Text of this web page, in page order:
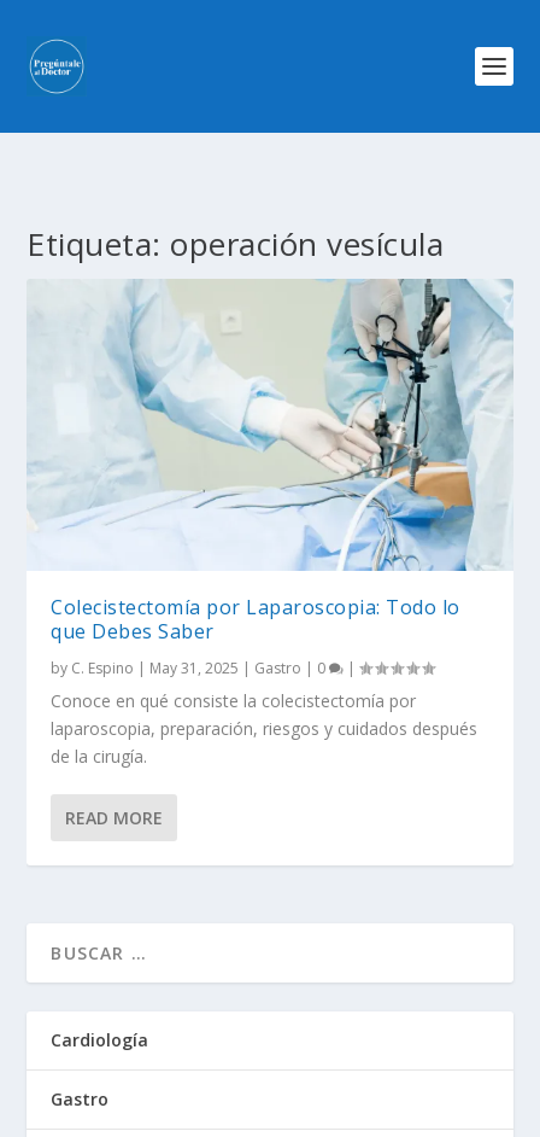
Etiqueta: operación vesícula
Colecistectomía por Laparoscopia: Todo lo
que Debes Saber
by C. Espino | May 31, 2025 | Gastro | 0 |
Conoce en qué consiste la colecistectomía por
laparoscopia, preparación, riesgos y cuidados después
de la cirugía.
READ MORE
Cardiología
Gastro